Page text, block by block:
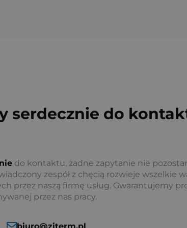
serdecznie do
do kontaktu, żadne zapytanie nie
zespół z chęcią rozwieje wszelkie
przez naszą firmę usług. Gwarantujemy
przez nas pracy.